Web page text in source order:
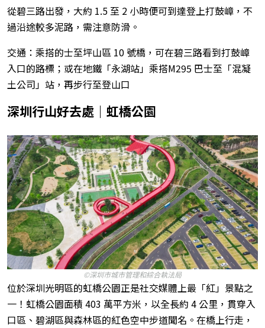
從碧三路出發，大約 1.5 至 2 小時便可到達登上打鼓嶂，不
過沿途較多泥路，需注意防滑。
交通：乘搭的士至坪山區 10 號橋，可在碧三路看到打鼓嶂
入口的路標；或在地鐵「永湖站」乘搭M295 巴士至「混凝
土公司」站，再步行至登山口
深圳行山好去處｜虹橋公園
©深圳市城市管理和綜合執法局
位於深圳光明區的虹橋公園正是社交媒體上最「紅」景點之
一！虹橋公園面積 403 萬平方米，以全長約 4 公里，貫穿入
口區、碧湖區與森林區的紅色空中步道聞名。在橋上行走，